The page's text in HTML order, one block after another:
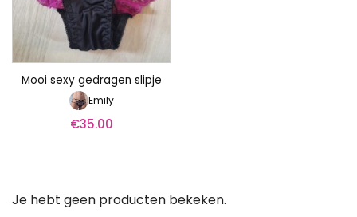
Mooi sexy gedragen slipje
Emily
€35.00
Je hebt geen producten bekeken.